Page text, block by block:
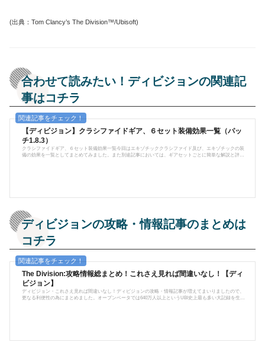
(出典：Tom Clancy’s The Division™/Ubisoft)
合わせて読みたい！ディビジョンの関連記
事はコチラ
【ディビジョン】クラシファイドギア、６セット装備効果一覧（パッ
チ1.8.3）
クラシファイドギア、６セット装備効果一覧今回はエキゾチッククラシファイド及び、エキゾチックの装
備の効果を一覧としてまとめてみました。また別途記事においては、ギアセットごとに簡単な解説と評
ディビジョンの攻略・情報記事のまとめは
コチラ
The Division:攻略情報総まとめ！これさえ見れば間違いなし！【ディ
ビジョン】
ディビジョン・これさえ見れば間違いなし！ディビジョンの攻略・情報記事が増えてまいりましたので、
更なる利便性の為にまとめました。オープンベータでは640万人以上というUBI史上最も多い大記録を生み